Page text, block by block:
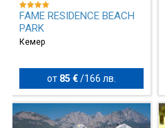
FAME RESIDENCE BEACH
PARK
Кемер
от 85 € / 166 лв.